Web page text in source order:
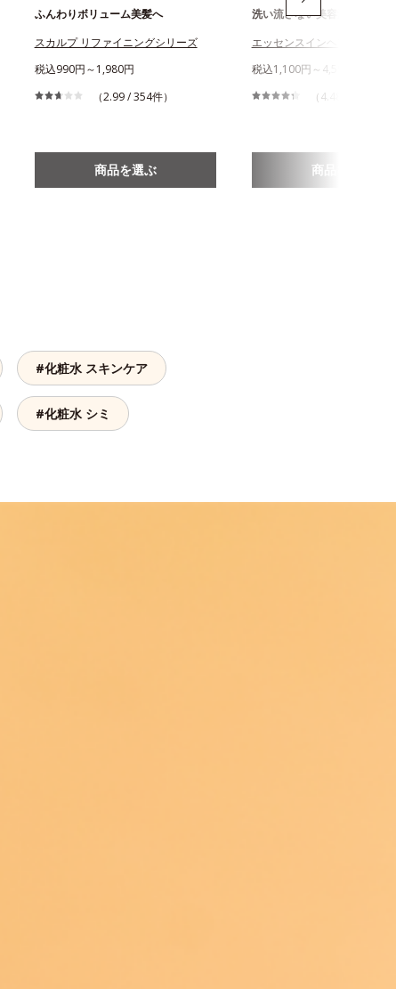
ふんわりボリューム美髪へ
スカルプ リファイニングシリーズ
税込990円～1,980円
（2.99 / 354件）
商品を選ぶ
洗い流さない美容液入りヘア
エッセンスインヘアミルク
税込1,100円～4,590円
（4.48 / 2,789件
商品を選ぶ
#化粧水 スキンケア
#化粧水 シミ